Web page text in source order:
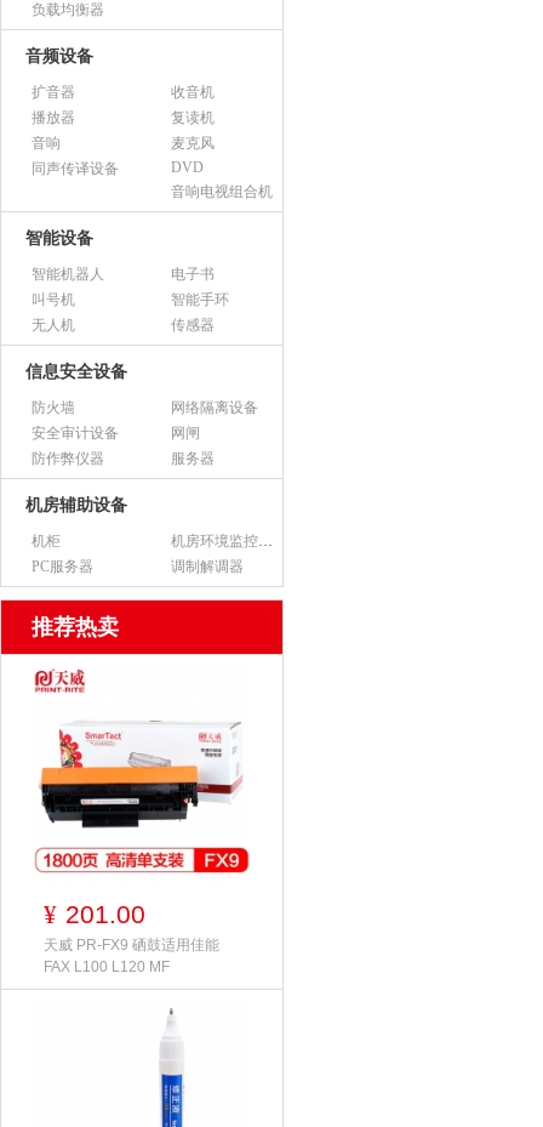
负载均衡器
音频设备
扩音器
收音机
播放器
复读机
音响
麦克风
同声传译设备
DVD
音响电视组合机
智能设备
智能机器人
电子书
叫号机
智能手环
无人机
传感器
信息安全设备
防火墙
网络隔离设备
安全审计设备
网闸
防作弊仪器
服务器
机房辅助设备
机柜
机房环境监控设备
PC服务器
调制解调器
推荐热卖
¥ 201.00
天威 PR-FX9 硒鼓适用佳能
FAX L100 L120 MF